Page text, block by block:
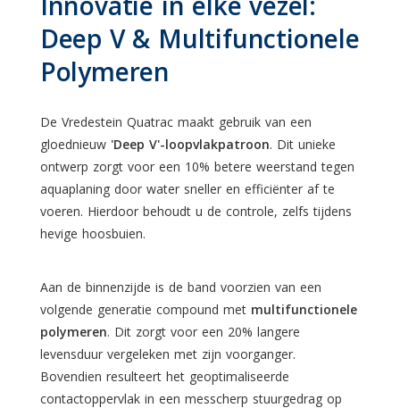
Deep V & Multifunctionele
Polymeren
De Vredestein Quatrac maakt gebruik van een
gloednieuw 'Deep V'-loopvlakpatroon. Dit unieke
ontwerp zorgt voor een 10% betere weerstand tegen
aquaplaning door water sneller en efficiënter af te
voeren. Hierdoor behoudt u de controle, zelfs tijdens
hevige hoosbuien.
Aan de binnenzijde is de band voorzien van een
volgende generatie compound met multifunctionele
polymeren. Dit zorgt voor een 20% langere
levensduur vergeleken met zijn voorganger.
Bovendien resulteert het geoptimaliseerde
contactoppervlak in een messcherp stuurgedrag op